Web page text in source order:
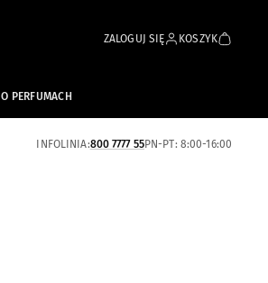
ZALOGUJ SIĘ KOSZYK
O PERFUMACH
INFOLINIA:800 7777 55PN-PT: 8:00-16:00